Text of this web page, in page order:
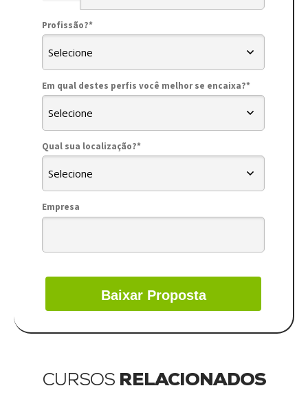
Profissão?*
Em qual destes perfis você melhor se encaixa?*
Qual sua localização?*
Empresa
Baixar Proposta
CURSOS RELACIONADOS